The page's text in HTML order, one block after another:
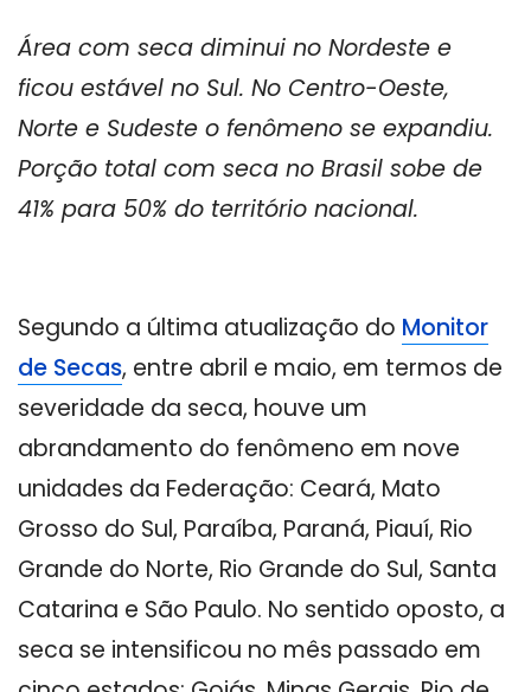
Área com seca diminui no Nordeste e
ficou estável no Sul. No Centro-Oeste,
Norte e Sudeste o fenômeno se expandiu.
Porção total com seca no Brasil sobe de
41% para 50% do território nacional.
Segundo a última atualização do Monitor
de Secas, entre abril e maio, em termos de
severidade da seca, houve um
abrandamento do fenômeno em nove
unidades da Federação: Ceará, Mato
Grosso do Sul, Paraíba, Paraná, Piauí, Rio
Grande do Norte, Rio Grande do Sul, Santa
Catarina e São Paulo. No sentido oposto, a
seca se intensificou no mês passado em